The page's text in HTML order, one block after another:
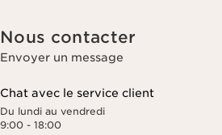
Nous contacter
Envoyer un message
Chat avec le service client
Du lundi au vendredi
9:00 - 18:00